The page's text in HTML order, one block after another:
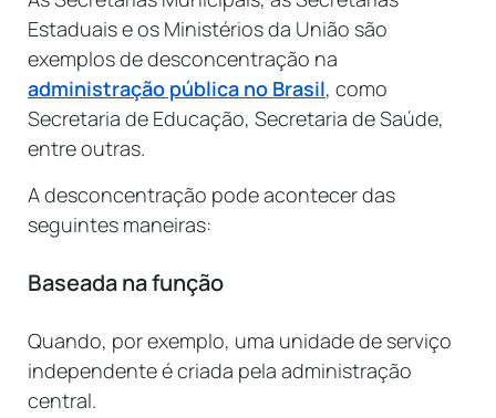
Estaduais e os Ministérios da União são
exemplos de desconcentração na
administração pública no Brasil, como
Secretaria de Educação, Secretaria de Saúde,
entre outras.
A desconcentração pode acontecer das
seguintes maneiras:
Baseada na função
Quando, por exemplo, uma unidade de serviço
independente é criada pela administração
central.